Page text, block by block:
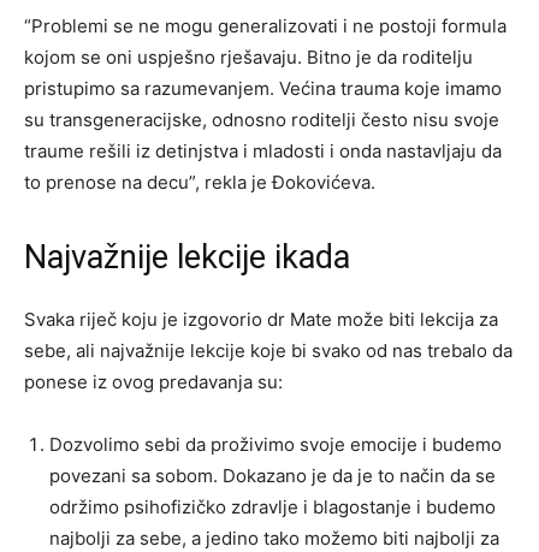
“Problemi se ne mogu generalizovati i ne postoji formula
kojom se oni uspješno rješavaju. Bitno je da roditelju
pristupimo sa razumevanjem. Većina trauma koje imamo
su transgeneracijske, odnosno roditelji često nisu svoje
traume rešili iz detinjstva i mladosti i onda nastavljaju da
to prenose na decu”, rekla je Đokovićeva.
Najvažnije lekcije ikada
Svaka riječ koju je izgovorio dr Mate može biti lekcija za
sebe, ali najvažnije lekcije koje bi svako od nas trebalo da
ponese iz ovog predavanja su:
Dozvolimo sebi da proživimo svoje emocije i budemo
povezani sa sobom. Dokazano je da je to način da se
održimo psihofizičko zdravlje i blagostanje i budemo
najbolji za sebe, a jedino tako možemo biti najbolji za